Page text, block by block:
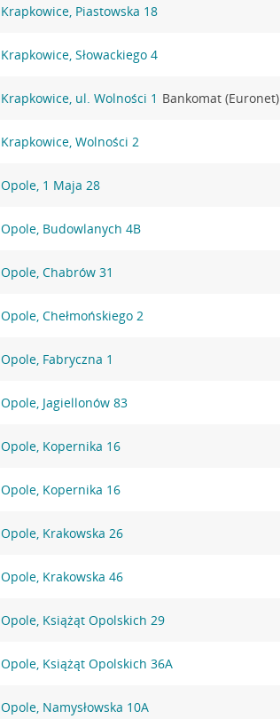
Krapkowice, Piastowska 18
Krapkowice, Słowackiego 4
Krapkowice, ul. Wolności 1 Bankomat (Euronet)
Krapkowice, Wolności 2
Opole, 1 Maja 28
Opole, Budowlanych 4B
Opole, Chabrów 31
Opole, Chełmońskiego 2
Opole, Fabryczna 1
Opole, Jagiellonów 83
Opole, Kopernika 16
Opole, Kopernika 16
Opole, Krakowska 26
Opole, Krakowska 46
Opole, Książąt Opolskich 29
Opole, Książąt Opolskich 36A
Opole, Namysłowska 10A